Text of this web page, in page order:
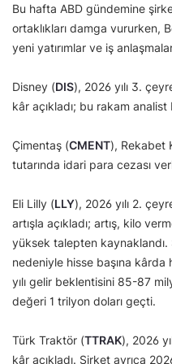
Bu hafta ABD gündemine
ortaklıkları damga vururken,
yeni yatırımlar ve iş
Disney (DIS), 2026 yılı 3.
kâr açıkladı; bu rakam analist
Çimentaş (CMENT), Rekabet
tutarında idari para cezası
Eli Lilly (LLY), 2026 yılı 2.
artışla açıkladı; artış, kilo
yüksek talepten kaynaklandı.
nedeniyle hisse başına
yılı gelir beklentisini 85-87
değeri 1 trilyon doları geçti.
Türk Traktör (TTRAK), 2026
kâr açıkladı. Şirket ayrıca